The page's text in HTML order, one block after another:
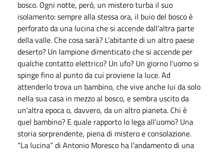
bosco. Ogni notte, però, un mistero turba il suo
isolamento: sempre alla stessa ora, il buio del bosco è
perforato da una lucina che si accende dall’altra parte
della valle. Che cosa sarà? L’abitante di un altro paese
deserto? Un lampione dimenticato che si accende per
qualche contatto elettrico? Un ufo? Un giorno l'uomo si
spinge fino al punto da cui proviene la luce. Ad
attenderlo trova un bambino, che vive anche lui da solo
nella sua casa in mezzo al bosco, e sembra uscito da
un'altra epoca o, davvero, da un altro pianeta. Chi è
quel bambino? E quale rapporto lo lega all’uomo? Una
storia sorprendente, piena di mistero e consolazione.
“La lucina” di Antonio Moresco ha l’andamento di una